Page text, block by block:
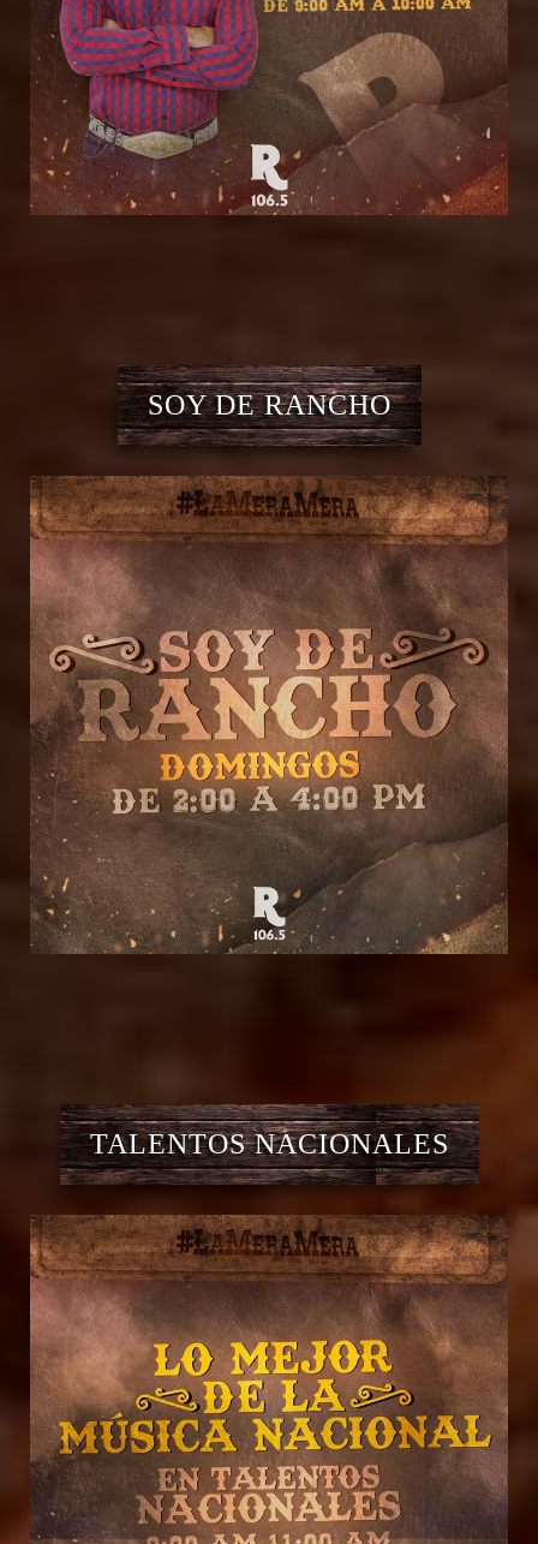
SOY DE RANCHO
TALENTOS NACIONALES